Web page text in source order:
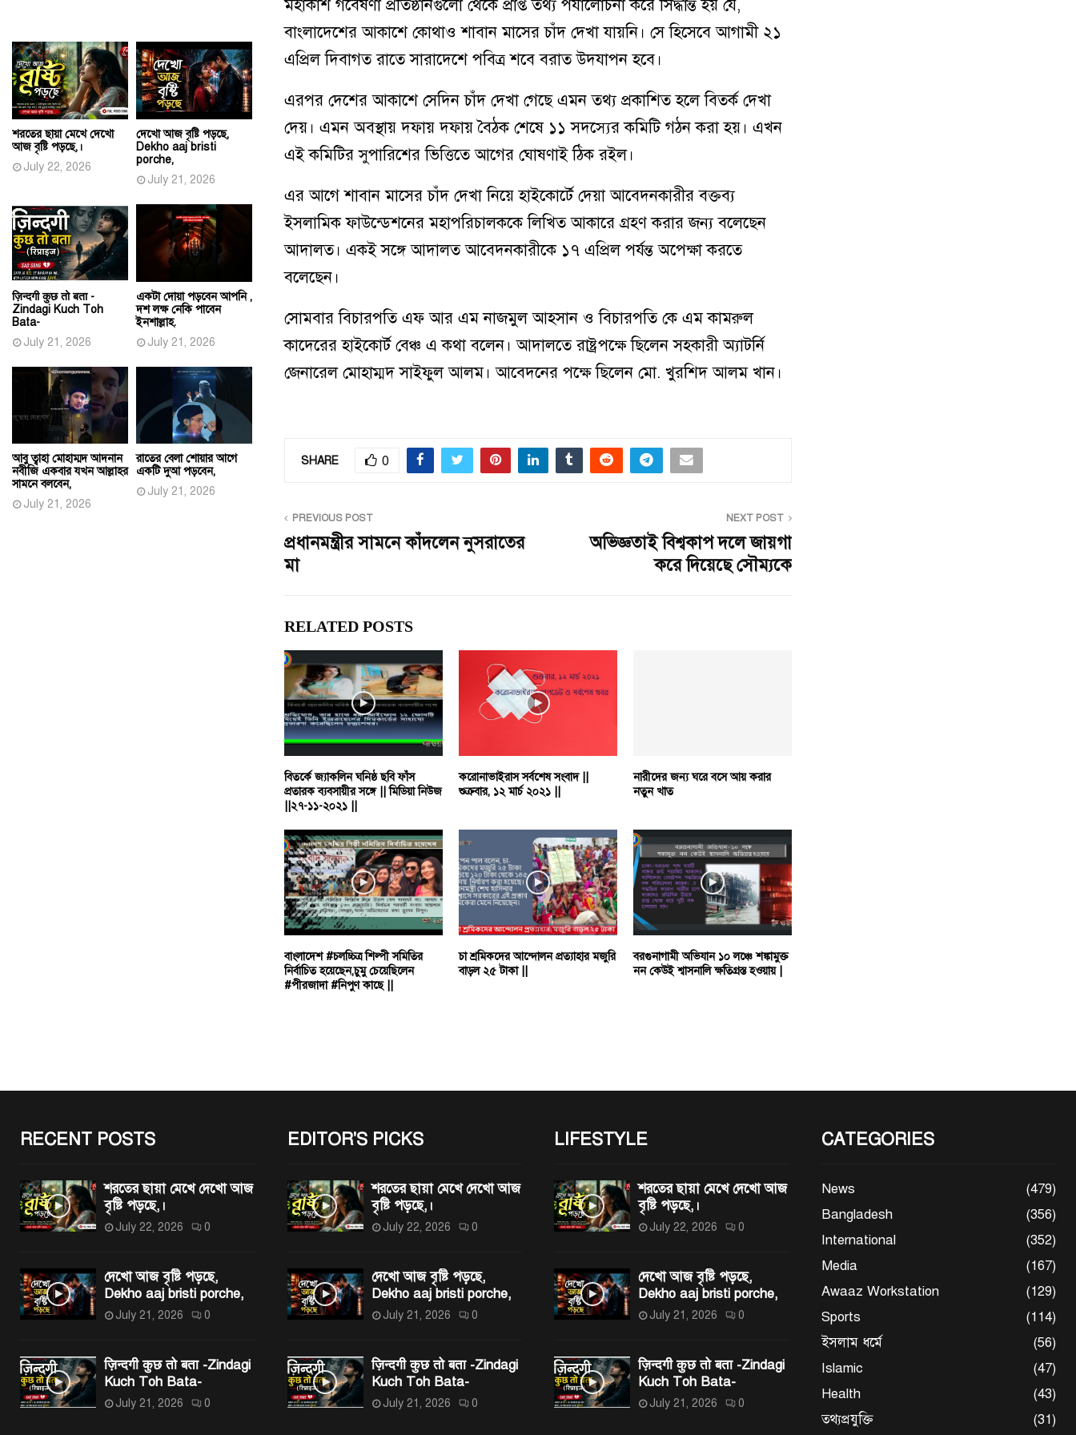
মহাকাশ গবেষণা প্রতিষ্ঠানগুলো থেকে প্রাপ্ত তথ্য পর্যালোচনা করে সিদ্ধান্ত হয় যে,
বাংলাদেশের আকাশে কোথাও শাবান মাসের চাঁদ দেখা যায়নি। সে হিসেবে আগামী ২১
এপ্রিল দিবাগত রাতে সারাদেশে পবিত্র শবে বরাত উদযাপন হবে।
এরপর দেশের আকাশে সেদিন চাঁদ দেখা গেছে এমন তথ্য প্রকাশিত হলে বিতর্ক দেখা
দেয়। এমন অবস্থায় দফায় দফায় বৈঠক শেষে ১১ সদস্যের কমিটি গঠন করা হয়। এখন
এই কমিটির সুপারিশের ভিত্তিতে আগের ঘোষণাই ঠিক রইল।
এর আগে শাবান মাসের চাঁদ দেখা নিয়ে হাইকোর্টে দেয়া আবেদনকারীর বক্তব্য
ইসলামিক ফাউন্ডেশনের মহাপরিচালককে লিখিত আকারে গ্রহণ করার জন্য বলেছেন
আদালত। একই সঙ্গে আদালত আবেদনকারীকে ১৭ এপ্রিল পর্যন্ত অপেক্ষা করতে
বলেছেন।
সোমবার বিচারপতি এফ আর এম নাজমুল আহসান ও বিচারপতি কে এম কামরুল
কাদেরের হাইকোর্ট বেঞ্চ এ কথা বলেন। আদালতে রাষ্ট্রপক্ষে ছিলেন সহকারী অ্যাটর্নি
জেনারেল মোহাম্মদ সাইফুল আলম। আবেদনের পক্ষে ছিলেন মো. খুরশিদ আলম খান।
SHARE 0
PREVIOUS POST
প্রধানমন্ত্রীর সামনে কাঁদলেন নুসরাতের
মা
NEXT POST
অভিজ্ঞতাই বিশ্বকাপ দলে জায়গা
করে দিয়েছে সৌম্যকে
RELATED POSTS
বিতর্কে জ্যাকলিন ঘনিষ্ঠ ছবি ফাঁস
প্রতারক ব্যবসায়ীর সঙ্গে || মিডিয়া নিউজ
||২৭-১১-২০২১ ||
করোনাভাইরাস সর্বশেষ সংবাদ ||
শুক্রবার, ১২ মার্চ ২০২১ ||
নারীদের জন্য ঘরে বসে আয় করার
নতুন খাত
বাংলাদেশ #চলচ্চিত্র শিল্পী সমিতির
নির্বাচিত হয়েছেন,চুমু চেয়েছিলেন
#পীরজাদা #নিপুণ কাছে ||
চা শ্রমিকদের আন্দোলন প্রত্যাহার মজুরি
বাড়ল ২৫ টাকা ||
বরগুনাগামী অভিযান ১০ লঞ্চে শঙ্কামুক্ত
নন কেউই শ্বাসনালি ক্ষতিগ্রস্ত হওয়ায় |
শরতের ছায়া মেখে দেখো
আজ বৃষ্টি পড়ছে,।
July 22, 2026
দেখো আজ বৃষ্টি পড়ছে,
Dekho aaj bristi
porche,
July 21, 2026
ज़िन्दगी कुछ तो बता -
Zindagi Kuch Toh
Bata-
July 21, 2026
একটা দোয়া পড়বেন আপনি ,
দশ লক্ষ নেকি পাবেন
ইনশাল্লাহ.
July 21, 2026
আবু ত্বাহা মোহাম্মদ আদনান
নবীজি একবার যখন আল্লাহর
সামনে বলবেন,
July 21, 2026
রাতের বেলা শোয়ার আগে
একটি দুআ পড়বেন,
July 21, 2026
RECENT POSTS
শরতের ছায়া মেখে দেখো আজ
বৃষ্টি পড়ছে,।
July 22, 2026 0
দেখো আজ বৃষ্টি পড়ছে,
Dekho aaj bristi porche,
July 21, 2026 0
ज़िन्दगी कुछ तो बता -Zindagi
Kuch Toh Bata-
July 21, 2026 0
EDITOR'S PICKS
শরতের ছায়া মেখে দেখো আজ
বৃষ্টি পড়ছে,।
July 22, 2026 0
দেখো আজ বৃষ্টি পড়ছে,
Dekho aaj bristi porche,
July 21, 2026 0
ज़िन्दगी कुछ तो बता -Zindagi
Kuch Toh Bata-
July 21, 2026 0
LIFESTYLE
শরতের ছায়া মেখে দেখো আজ
বৃষ্টি পড়ছে,।
July 22, 2026 0
দেখো আজ বৃষ্টি পড়ছে,
Dekho aaj bristi porche,
July 21, 2026 0
ज़िन्दगी कुछ तो बता -Zindagi
Kuch Toh Bata-
July 21, 2026 0
CATEGORIES
News
(479)
Bangladesh
(356)
International
(352)
Media
(167)
Awaaz Workstation
(129)
Sports
(114)
ইসলাম ধর্মে
(56)
Islamic
(47)
Health
(43)
তথ্যপ্রযুক্তি
(31)